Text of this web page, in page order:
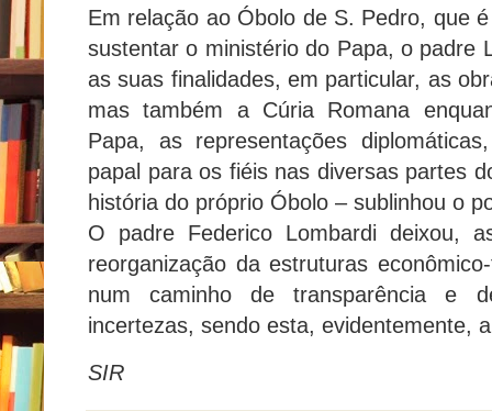
Em relação ao Óbolo de S. Pedro, que
sustentar o ministério do Papa, o padre
as suas finalidades, em particular, as
mas também a Cúria Romana
Papa, as representações
papal para os fiéis nas diversas partes
história do próprio Óbolo – sublinhou o
O padre Federico Lombardi deixou,
reorganização da estruturas
num caminho de transparência e
incertezas, sendo esta, evidentemente,
SIR